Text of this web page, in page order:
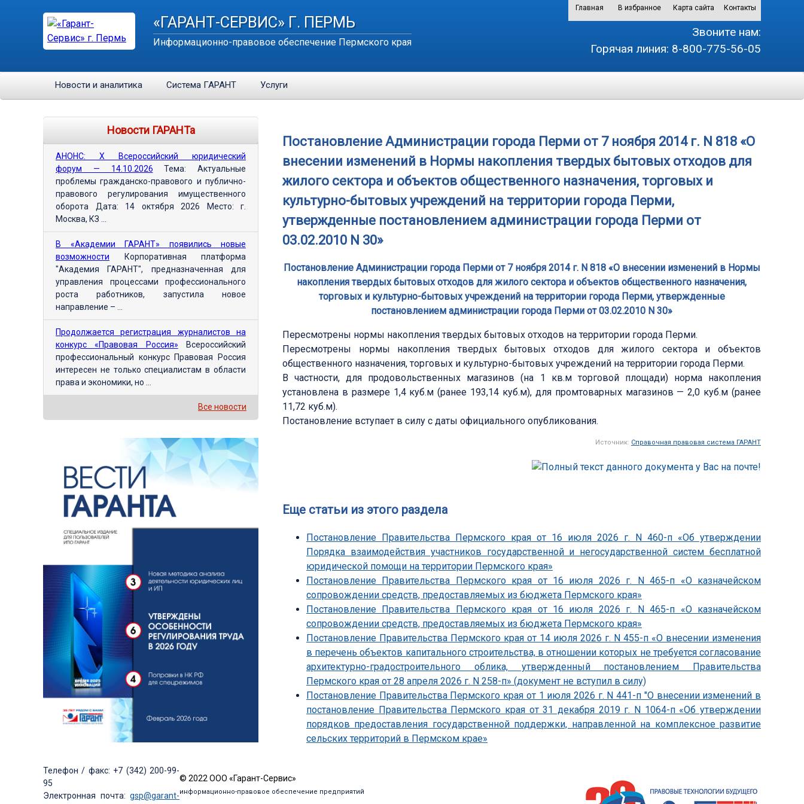
«ГАРАНТ-СЕРВИС» Г. ПЕРМЬ
Информационно-правовое обеспечение Пермского края
Главная В избранное Карта сайта Контакты
Звоните нам:
Горячая линия: 8-800-775-56-05
Новости и аналитика Система ГАРАНТ Услуги
Постановление Администрации города Перми от 7 ноября 2014 г. N 818 «О
внесении изменений в Нормы накопления твердых бытовых отходов для
жилого сектора и объектов общественного назначения, торговых и
культурно-бытовых учреждений на территории города Перми,
утвержденные постановлением администрации города Перми от
03.02.2010 N 30»
Постановление Администрации города Перми от 7 ноября 2014 г. N 818 «О внесении изменений в Нормы
накопления твердых бытовых отходов для жилого сектора и объектов общественного назначения,
торговых и культурно-бытовых учреждений на территории города Перми, утвержденные
постановлением администрации города Перми от 03.02.2010 N 30»
Пересмотрены нормы накопления твердых бытовых отходов на территории города Перми.
Пересмотрены нормы накопления твердых бытовых отходов для жилого сектора и объектов
общественного назначения, торговых и культурно-бытовых учреждений на территории города Перми.
В частности, для продовольственных магазинов (на 1 кв.м торговой площади) норма накопления
установлена в размере 1,4 куб.м (ранее 193,14 куб.м), для промтоварных магазинов — 2,0 куб.м (ранее
11,72 куб.м).
Постановление вступает в силу с даты официального опубликования.
Источник: Справочная правовая система ГАРАНТ
Еще статьи из этого раздела
Постановление Правительства Пермского края от 16 июля 2026 г. N 460-п «Об утверждении
Порядка взаимодействия участников государственной и негосударственной систем бесплатной
юридической помощи на территории Пермского края»
Постановление Правительства Пермского края от 16 июля 2026 г. N 465-п «О казначейском
сопровождении средств, предоставляемых из бюджета Пермского края»
Постановление Правительства Пермского края от 16 июля 2026 г. N 465-п «О казначейском
сопровождении средств, предоставляемых из бюджета Пермского края»
Постановление Правительства Пермского края от 14 июля 2026 г. N 455-п «О внесении изменения
в перечень объектов капитального строительства, в отношении которых не требуется согласование
архитектурно-градостроительного облика, утвержденный постановлением Правительства
Пермского края от 28 апреля 2026 г. N 258-п» (документ не вступил в силу)
Постановление Правительства Пермского края от 1 июля 2026 г. N 441-п "О внесении изменений в
постановление Правительства Пермского края от 31 декабря 2019 г. N 1064-п «Об утверждении
порядков предоставления государственной поддержки, направленной на комплексное развитие
сельских территорий в Пермском крае»
Новости ГАРАНТа
АНОНС: Х Всероссийский юридический
форум — 14.10.2026 Тема: Актуальные
проблемы гражданско-правового и публично-
правового регулирования имущественного
оборота Дата: 14 октября 2026 Место: г.
Москва, КЗ ...
В «Академии ГАРАНТ» появились новые
возможности Корпоративная платформа
"Академия ГАРАНТ", предназначенная для
управления процессами профессионального
роста работников, запустила новое
направление – ...
Продолжается регистрация журналистов на
конкурс «Правовая Россия» Всероссийский
профессиональный конкурс Правовая Россия
интересен не только специалистам в области
права и экономики, но ...
Все новости
Телефон / факс: +7 (342) 200-99-
95
Электронная почта:gsp@garant-
© 2022 ООО «Гарант-Сервис»
информационно-правовое обеспечение предприятий